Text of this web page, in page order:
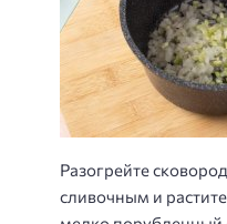
Разогрейте
сливочным и